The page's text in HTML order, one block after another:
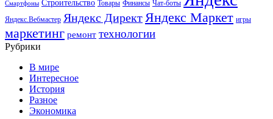
Смартфоны Строительство Товары Финансы Чат-боты
Яндекс.Вебмастер Яндекс Директ Яндекс Маркет игры
маркетинг ремонт технологии
Рубрики
В мире
Интересное
История
Разное
Экономика